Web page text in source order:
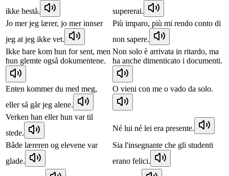
ikke bestå.
supererai.
Jo mer jeg lærer, jo mer innser
jeg at jeg ikke vet.
Più imparo, più mi rendo conto di
non sapere.
Ikke bare kom hun for sent, men
hun glemte også dokumentene.
Non solo è arrivata in ritardo, ma
ha anche dimenticato i documenti.
Enten kommer du med meg,
eller så går jeg alene.
O vieni con me o vado da solo.
Verken han eller hun var til
stede.
Né lui né lei era presente.
Både læreren og elevene var
glade.
Sia l'insegnante che gli studenti
erano felici.